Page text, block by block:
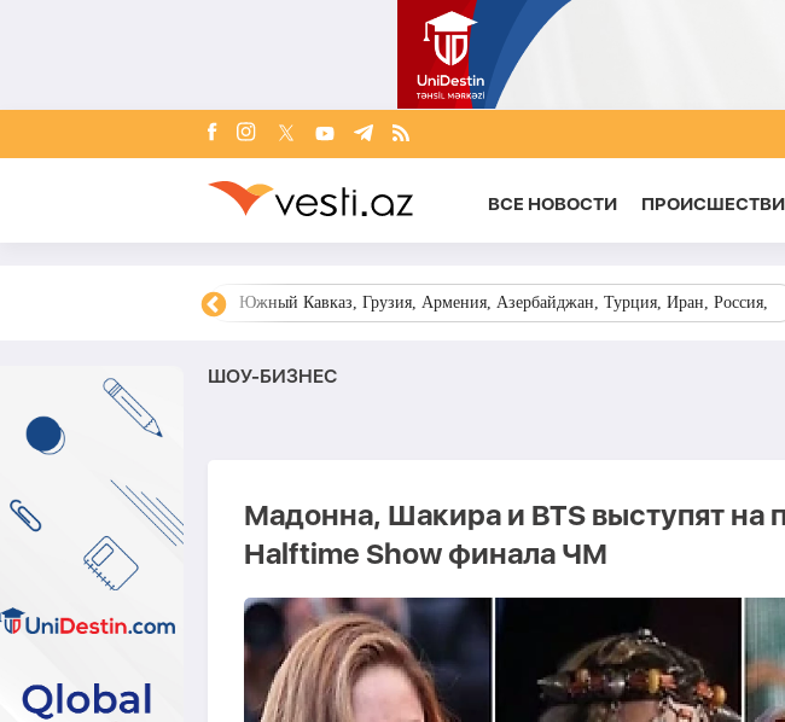
ВСЕ НОВОСТИ
Южный Кавказ, Грузия, Армения, Азербайджан, Турция, Иран, Россия,
ШОУ-БИЗНЕС
Мадонна, Шакира и BTS выступят на
Halftime Show финала ЧМ